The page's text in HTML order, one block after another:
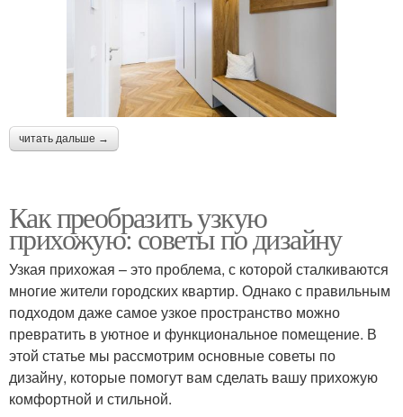
читать дальше →
Как преобразить узкую
прихожую: советы по дизайну
Узкая прихожая – это проблема, с которой сталкиваются
многие жители городских квартир. Однако с правильным
подходом даже самое узкое пространство можно
превратить в уютное и функциональное помещение. В
этой статье мы рассмотрим основные советы по
дизайну, которые помогут вам сделать вашу прихожую
комфортной и стильной.